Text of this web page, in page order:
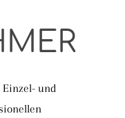
und